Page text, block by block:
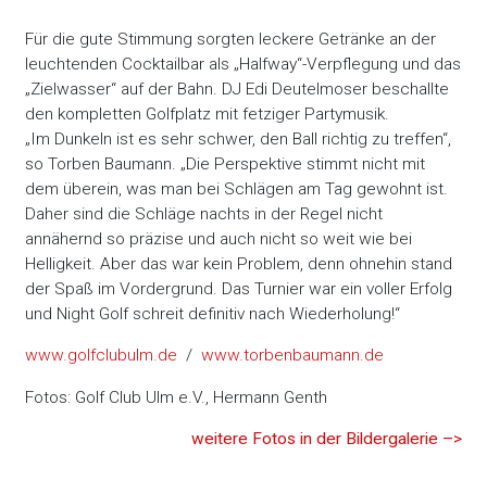
Für die gute Stimmung sorgten leckere Getränke an der
leuchtenden Cocktailbar als „Halfway“-Verpflegung und das
„Zielwasser“ auf der Bahn. DJ Edi Deutelmoser beschallte
den kompletten Golfplatz mit fetziger Partymusik.
„Im Dunkeln ist es sehr schwer, den Ball richtig zu treffen“,
so Torben Baumann. „Die Perspektive stimmt nicht mit
dem überein, was man bei Schlägen am Tag gewohnt ist.
Daher sind die Schläge nachts in der Regel nicht
annähernd so präzise und auch nicht so weit wie bei
Helligkeit. Aber das war kein Problem, denn ohnehin stand
der Spaß im Vordergrund. Das Turnier war ein voller Erfolg
und Night Golf schreit definitiv nach Wiederholung!“
www.golfclubulm.de /www.torbenbaumann.de
Fotos: Golf Club Ulm e.V., Hermann Genth
weitere Fotos in der Bildergalerie –>